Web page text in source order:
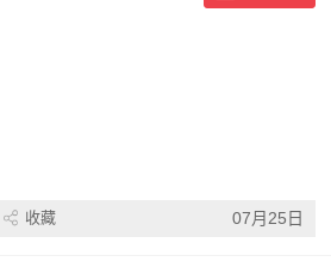
收藏 07月25日